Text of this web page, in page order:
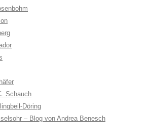
Schauch
Döring
– Blog von Andrea Benesch